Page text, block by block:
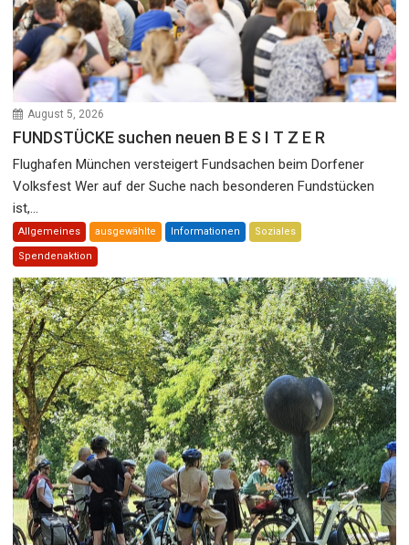
August 5, 2026
FUNDSTÜCKE suchen neuen B E S I T Z E R
Flughafen München versteigert Fundsachen beim Dorfener
Volksfest Wer auf der Suche nach besonderen Fundstücken
ist,...
Allgemeines ausgewählte Informationen Soziales
Spendenaktion